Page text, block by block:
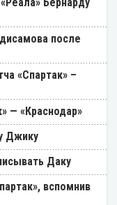
после
«Спартак» –
— «Краснодар»
Джику
Даку
вспомнив